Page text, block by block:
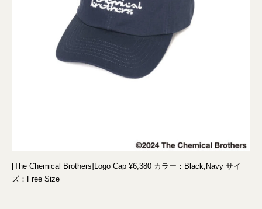
[The Chemical Brothers]Logo Cap ¥6,380 カラー：Black,Navy サイ
ズ：Free Size